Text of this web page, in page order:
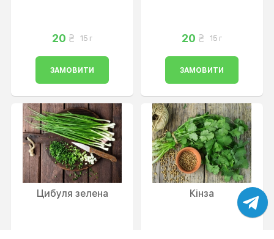
20 15 г
ЗАМОВИТИ
20 15 г
ЗАМОВИТИ
Цибуля зелена Кінза